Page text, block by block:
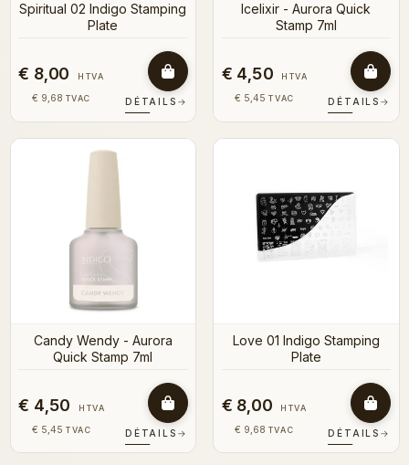
Spiritual 02 Indigo Stamping
Plate
€ 8,00 HTVA
€ 9,68 TVAC DÉTAILS →
Icelixir - Aurora Quick
Stamp 7ml
€ 4,50 HTVA
€ 5,45 TVAC DÉTAILS →
Candy Wendy - Aurora
Quick Stamp 7ml
€ 4,50 HTVA
€ 5,45 TVAC DÉTAILS →
Love 01 Indigo Stamping
Plate
€ 8,00 HTVA
€ 9,68 TVAC DÉTAILS →